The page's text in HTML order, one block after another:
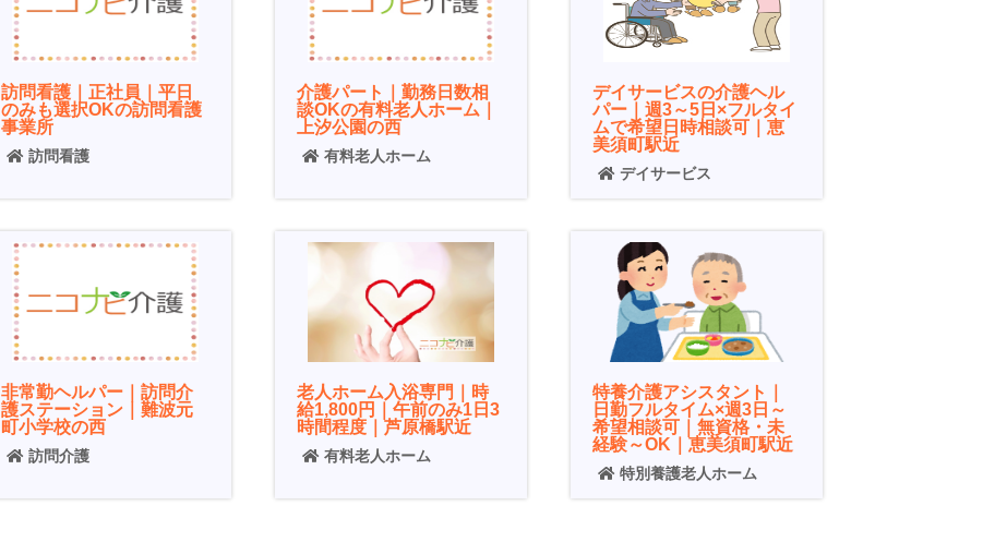
訪問看護｜正社員｜平日
のみも選択OKの訪問看護
事業所
訪問看護
介護パート｜勤務日数相
談OKの有料老人ホーム｜
上汐公園の西
有料老人ホーム
デイサービスの介護ヘル
パー｜週3～5日×フルタイ
ムで希望日時相談可｜恵
美須町駅近
デイサービス
非常勤ヘルパー｜訪問介
護ステーション｜難波元
町小学校の西
訪問介護
老人ホーム入浴専門｜時
給1,800円｜午前のみ1日3
時間程度｜芦原橋駅近
有料老人ホーム
特養介護アシスタント｜
日勤フルタイム×週3日～
希望相談可｜無資格・未
経験～OK｜恵美須町駅近
特別養護老人ホーム